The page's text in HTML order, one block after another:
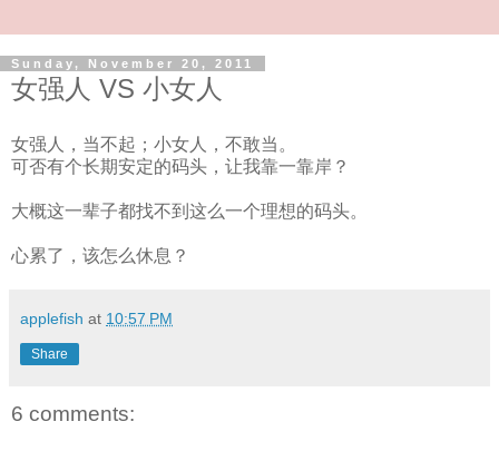
Sunday, November 20, 2011
女强人 VS 小女人
女强人，当不起；小女人，不敢当。
可否有个长期安定的码头，让我靠一靠岸？
大概这一辈子都找不到这么一个理想的码头。
心累了，该怎么休息？
applefish at 10:57 PM
Share
6 comments: